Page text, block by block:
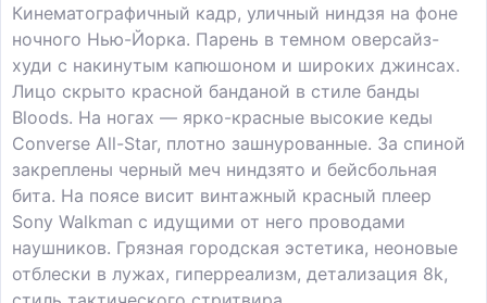
Кинематографичный кадр, уличный ниндзя на фоне
ночного Нью-Йорка. Парень в темном оверсайз-
худи с накинутым капюшоном и широких джинсах.
Лицо скрыто красной банданой в стиле банды
Bloods. На ногах — ярко-красные высокие кеды
Converse All-Star, плотно зашнурованные. За спиной
закреплены черный меч ниндзято и бейсбольная
бита. На поясе висит винтажный красный плеер
Sony Walkman с идущими от него проводами
наушников. Грязная городская эстетика, неоновые
отблески в лужах, гиперреализм, детализация 8k,